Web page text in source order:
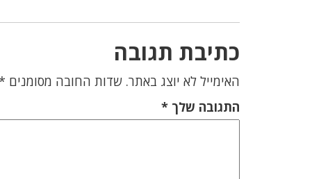
כתיבת תגובה
האימייל לא יוצג באתר. שדות החובה מסומנים
התגובה שלך*